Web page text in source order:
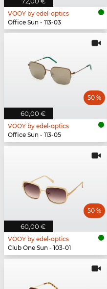
VOOY by edel-optics
Office Sun - 113-03
60,00 €
50 %
VOOY by edel-optics
Office Sun - 113-05
60,00 €
50 %
VOOY by edel-optics
Club One Sun - 103-01